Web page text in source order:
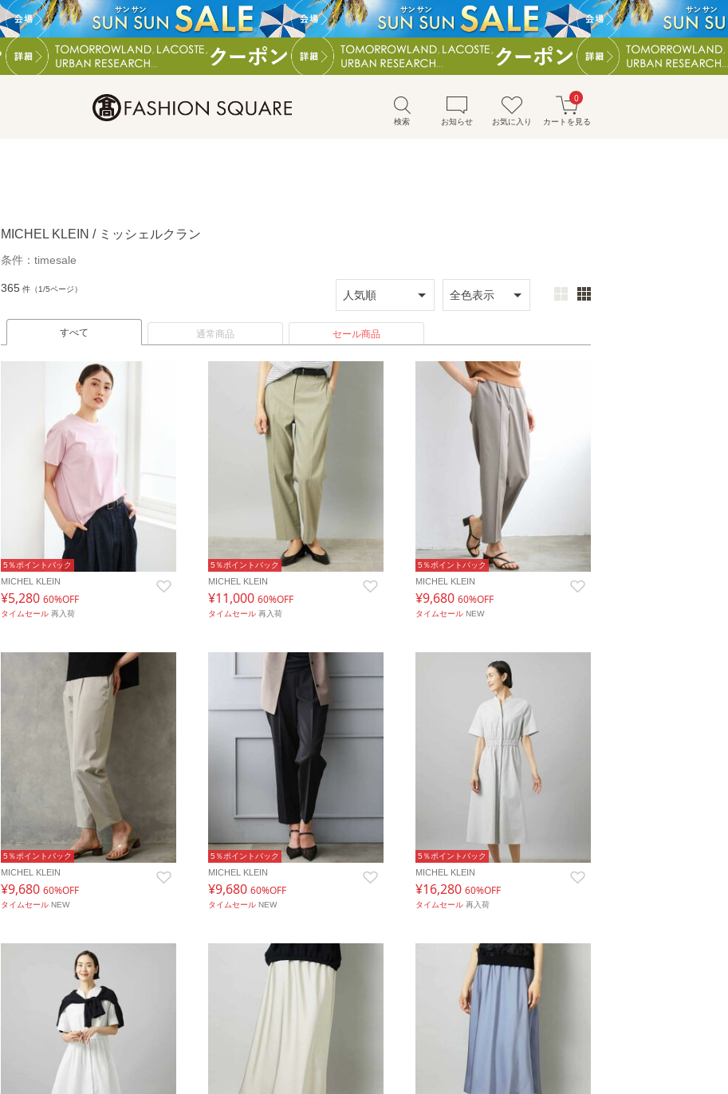
検索 お知らせ お気に入り カートを見る
0
MICHEL KLEIN / ミッシェルクラン
条件： timesale
365 件（1/5ページ）
すべて 通常商品 セール商品
5％ポイントバック
MICHEL KLEIN
¥5,280 60%OFF
タイムセール 再入荷
5％ポイントバック
MICHEL KLEIN
¥11,000 60%OFF
タイムセール 再入荷
5％ポイントバック
MICHEL KLEIN
¥9,680 60%OFF
タイムセール NEW
5％ポイントバック
MICHEL KLEIN
¥9,680 60%OFF
タイムセール NEW
5％ポイントバック
MICHEL KLEIN
¥9,680 60%OFF
タイムセール NEW
5％ポイントバック
MICHEL KLEIN
¥16,280 60%OFF
タイムセール 再入荷